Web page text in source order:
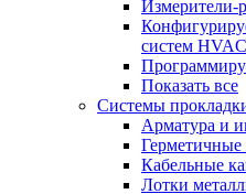
Измерители-
систем HVAC
Показать все
Системы
Арматура и
Герметичные
Кабельные
Лотки